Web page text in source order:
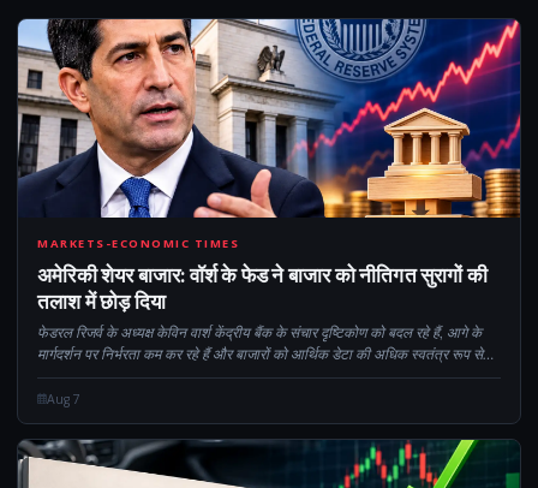
CM
MARKETS-ECONOMIC TIMES
अमेरिकी शेयर बाजार: वॉर्श के फेड ने बाजार को नीतिगत सुरागों की
तलाश में छोड़ दिया
फेडरल रिजर्व के अध्यक्ष केविन वार्श केंद्रीय बैंक के संचार दृष्टिकोण को बदल रहे हैं, आगे के
मार्गदर्शन पर निर्भरता कम कर रहे हैं और बाजारों को आर्थिक डेटा की अधिक स्वतंत्र रूप से
व्याख्या करने के लिए छोड़ रहे हैं। इस बदलाव ने...
Aug 7